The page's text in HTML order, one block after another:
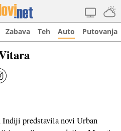
Zabava Teh Auto Putovanja
Indiji predstavila novi Urban